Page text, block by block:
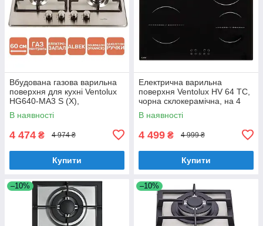
Вбудована газова варильна
поверхня для кухні Ventolux
HG640-MA3 S (X),
нержавіюча сталь на 4
конфорки
В наявності
4 474 ₴ 4 974 ₴
Купити
Електрична варильна
поверхня Ventolux HV 64 TC,
чорна склокерамічна, на 4
конфорки
В наявності
4 499 ₴ 4 999 ₴
Купити
–10% –10%